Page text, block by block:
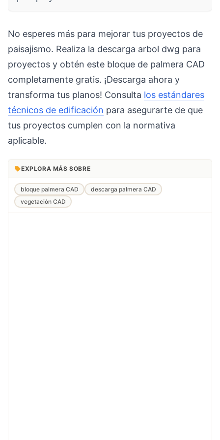
No esperes más para mejorar tus proyectos de
paisajismo. Realiza la descarga arbol dwg para
proyectos y obtén este bloque de palmera CAD
completamente gratis. ¡Descarga ahora y
transforma tus planos! Consulta los estándares
técnicos de edificación para asegurarte de que
tus proyectos cumplen con la normativa
aplicable.
EXPLORA MÁS SOBRE
bloque palmera CAD
descarga palmera CAD
vegetación CAD